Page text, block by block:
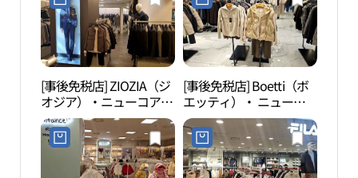
[事後免税店] ZIOZIA（ジ
オジア）・ニューコアア
ウトレット・ピョンチョ
ン（坪村）店 (지오지아
뉴코아아울렛 평촌점)
[事後免税店] Boetti（ボ
エッティ）・ ニューコ
アアウトレットピョンチ
ョン（坪村）店(보에띠
뉴코아아울렛 평촌점)